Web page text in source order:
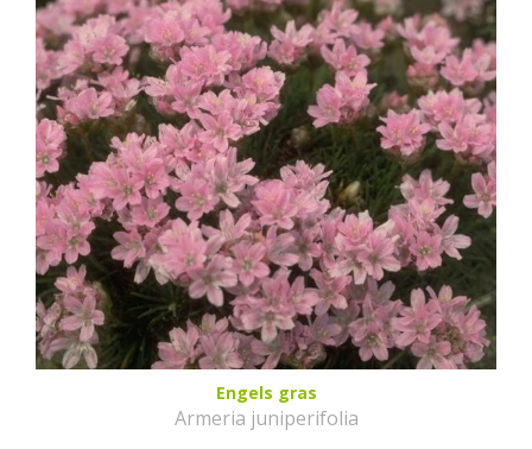
Engels gras
Armeria juniperifolia